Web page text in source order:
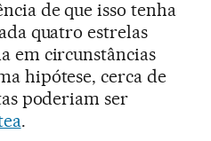
de que isso tenha
quatro estrelas
em circunstâncias
hipótese, cerca de
poderiam ser
.